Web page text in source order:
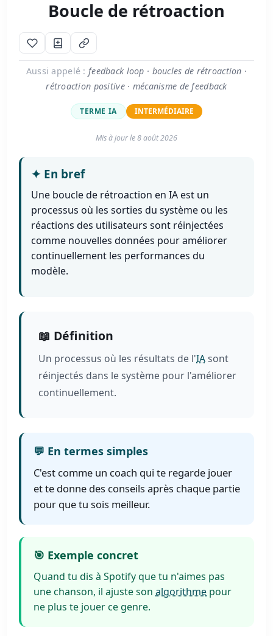
Boucle de rétroaction
Aussi appelé : feedback loop · boucles de rétroaction ·
rétroaction positive · mécanisme de feedback
TERME IA INTERMÉDIAIRE
Mis à jour le8 août 2026
✦ En bref
Une boucle de rétroaction en IA est un
processus où les sorties du système ou les
réactions des utilisateurs sont réinjectées
comme nouvelles données pour améliorer
continuellement les performances du
modèle.
📖 Définition
Un processus où les résultats de l'IAsont
réinjectés dans le système pour l'améliorer
continuellement.
💬 En termes simples
C'est comme un coach qui te regarde jouer
et te donne des conseils après chaque partie
pour que tu sois meilleur.
🎯 Exemple concret
Quand tu dis à Spotify que tu n'aimes pas
une chanson, il ajuste sonalgorithme pour
ne plus te jouer ce genre.